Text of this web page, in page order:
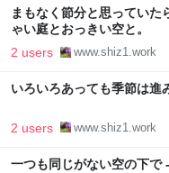
まもなく節分と思っていた
ゃい庭とおっきい空と。
2 users www.shiz1.work
いろいろあっても季節は進
2 users www.shiz1.work
一つも同じがない空の下で